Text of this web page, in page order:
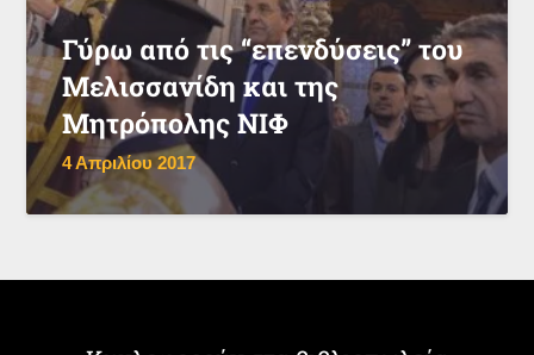
Γύρω από τις “επενδύσεις” του
Μελισσανίδη και της
Μητρόπολης ΝΙΦ
4 Απριλίου 2017